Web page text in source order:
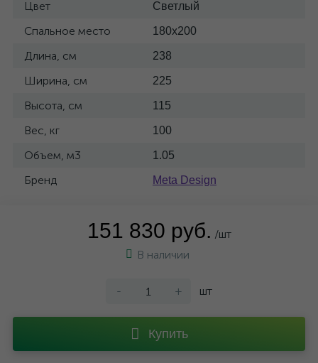
Цвет Светлый
Спальное место 180x200
Длина, см 238
Ширина, см 225
Высота, см 115
Вес, кг 100
Объем, м3 1.05
Бренд Meta Design
151 830 руб. /шт
В наличии
- + шт
Купить